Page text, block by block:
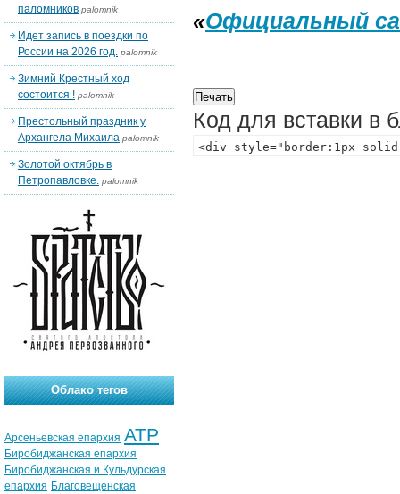
«Официальный
Код для вставки в
паломников palomnik
Идет запись в поездки по
России на 2026 год. palomnik
Зимний Крестный ход
состоится ! palomnik
Престольный праздник у
Архангела Михаила palomnik
Золотой октябрь в
Петропавловке. palomnik
Облако тегов
Арсеньевская епархия АТР
Биробиджанская епархия
Биробиджанская и Кульдурская
епархия Благовещенская